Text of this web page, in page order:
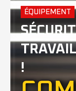
ÉQUIPEMENT
!